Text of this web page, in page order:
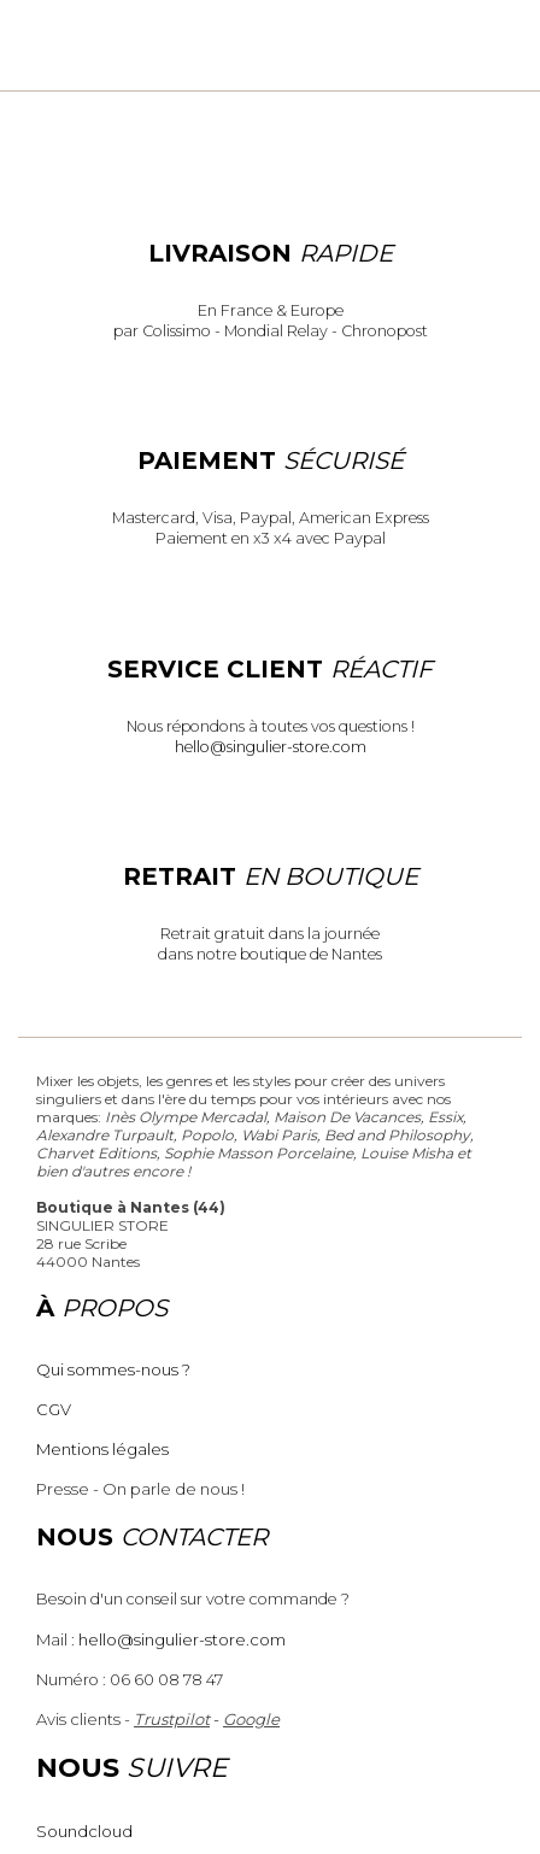
LIVRAISON RAPIDE
En France & Europe
par Colissimo - Mondial Relay - Chronopost
PAIEMENT SÉCURISÉ
Mastercard, Visa, Paypal, American Express
Paiement en x3 x4 avec Paypal
SERVICE CLIENT RÉACTIF
Nous répondons à toutes vos questions !
hello@singulier-store.com
RETRAIT EN BOUTIQUE
Retrait gratuit dans la journée
dans notre boutique de Nantes
Mixer les objets, les genres et les styles pour créer des univers
singuliers et dans l'ère du temps pour vos intérieurs avec nos
marques: Inès Olympe Mercadal, Maison De Vacances, Essix,
Alexandre Turpault, Popolo, Wabi Paris, Bed and Philosophy,
Charvet Editions, Sophie Masson Porcelaine, Louise Misha et
bien d'autres encore !
Boutique à Nantes (44)
SINGULIER STORE
28 rue Scribe
44000 Nantes
À PROPOS
Qui sommes-nous ?
CGV
Mentions légales
Presse - On parle de nous !
NOUS CONTACTER
Besoin d'un conseil sur votre commande ?
Mail : hello@singulier-store.com
Numéro : 06 60 08 78 47
Avis clients - Trustpilot- Google
NOUS SUIVRE
Soundcloud